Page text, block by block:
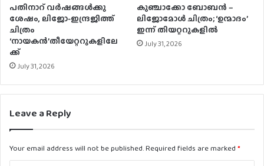
പതിനാറ് വര്‍ഷങ്ങള്‍ക്കു
ശേഷം, ലിജോ-ഇന്ദ്രജിത്ത്
ചിത്രം
‘നായകന്‍’തീയേറ്ററുകളിലേ
ക്ക്
July 31, 2026
കുഞ്ചാക്കോ ബോബന്‍ –
ലിജോമോള്‍ ചിത്രം; ‘ഉന്മാദം’
ഇന്ന് തിയറ്ററുകളില്‍
July 31, 2026
Leave a Reply
Your email address will not be published.Required fields are marked *